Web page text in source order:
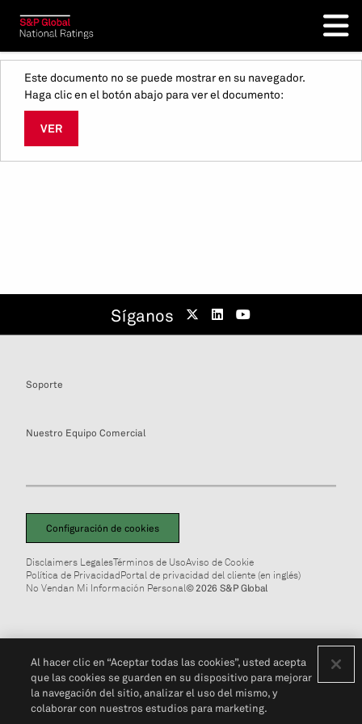
Este documento no se puede mostrar en su navegador.
Haga clic en el botón abajo para ver el documento:
VER
Síganos
Soporte
Nuestro Equipo Comercial
Configuración de cookies
Disclaimers LegalesTérminos de UsoAviso de Cookie
Política de PrivacidadPortal de privacidad del cliente (en inglés)
No Vendan Mi Información Personal© 2026 S&P Global
Al hacer clic en “Aceptar todas las cookies”, usted acepta
que las cookies se guarden en su dispositivo para mejorar
la navegación del sitio, analizar el uso del mismo, y
colaborar con nuestros estudios para marketing.